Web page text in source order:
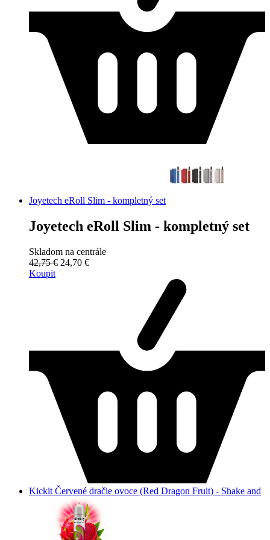
Joyetech eRoll Slim - kompletný set
Joyetech eRoll Slim - kompletný set
Skladom na centrále
42,75 € 24,70 €
Koupit
Kickit Červené dračie ovoce (Red Dragon Fruit) - Shake and